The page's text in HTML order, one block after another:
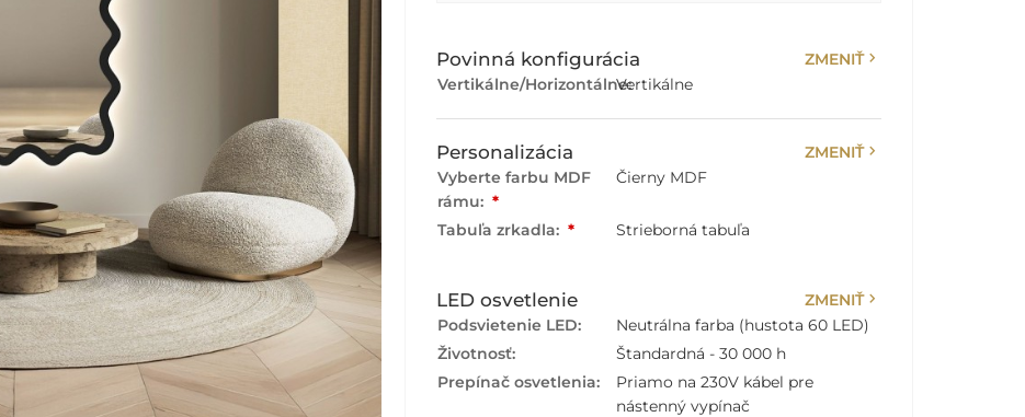
Povinná konfigurácia ZMENIŤchevron_right
Vertikálne/Horizontálne:Vertikálne
Personalizácia ZMENIŤchevron_right
Vyberte farbu MDF
rámu: *
Čierny MDF
Tabuľa zrkadla: * Strieborná tabuľa
LED osvetlenie ZMENIŤchevron_right
Podsvietenie LED:
Neutrálna farba (hustota 60 LED)
Životnosť:
Štandardná - 30 000 h
Prepínač osvetlenia:
Priamo na 230V kábel pre
nástenný vypínač